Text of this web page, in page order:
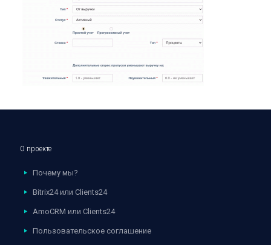
О проекте
Почему мы?
Bitrix24 или Clients24
AmoCRM или Clients24
Пользовательское соглашение